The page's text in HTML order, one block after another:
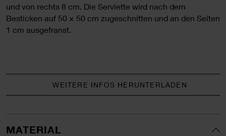
und von rechts 8 cm. Die Serviette wird nach dem
Besticken auf 50 × 50 cm zugeschnitten und an den Seiten
1 cm ausgefranst.
WEITERE INFOS HERUNTERLADEN
MATERIAL